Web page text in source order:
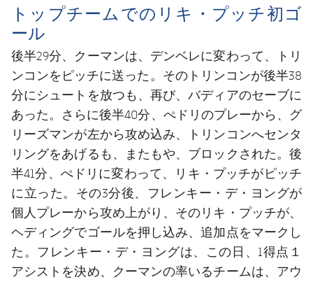
トップチームでのリキ・プッチ初ゴ
ール
後半29分、クーマンは、デンベレに変わって、トリ
ンコンをピッチに送った。そのトリンコンが後半38
分にシュートを放つも、再び、バディアのセーブに
あった。さらに後半40分、ぺドリのプレーから、グ
リーズマンが左から攻め込み、トリンコンへセンタ
リングをあげるも、またもや、ブロックされた。後
半41分、ぺドリに変わって、リキ・プッチがピッチ
に立った。その3分後、フレンキー・デ・ヨングが
個人プレーから攻め上がり、そのリキ・プッチが、
ヘディングでゴールを押し込み、追加点をマークし
た。フレンキー・デ・ヨングは、この日、1得点１
アシストを決め、クーマンの率いるチームは、アウ